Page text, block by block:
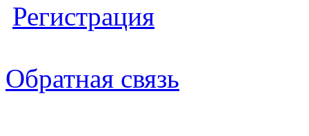
Регистрация
Обратная связь